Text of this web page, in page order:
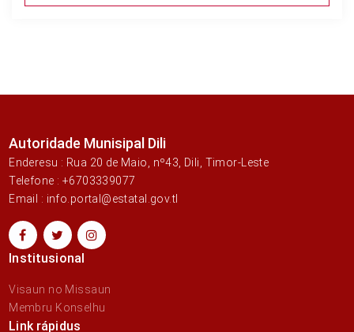
Autoridade Munisipal Dili
Enderesu : Rua 20 de Maio, nº43, Dili, Timor-Leste
Telefone : +6703339077
Email : info.portal@estatal.gov.tl
Institusional
Visaun no Missaun
Membru Konselhu
Link rápidus